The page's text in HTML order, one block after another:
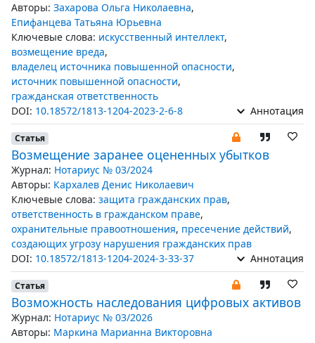
Авторы: Захарова Ольга Николаевна,
Епифанцева Татьяна Юрьевна
Ключевые слова: искусственный интеллект,
возмещение вреда,
владелец источника повышенной опасности,
источник повышенной опасности,
гражданская ответственность
DOI: 10.18572/1813-1204-2023-2-6-8 Аннотация
Статья
Возмещение заранее оцененных убытков
Журнал: Нотариус № 03/2024
Авторы: Кархалев Денис Николаевич
Ключевые слова: защита гражданских прав,
ответственность в гражданском праве,
охранительные правоотношения, пресечение действий,
создающих угрозу нарушения гражданских прав
DOI: 10.18572/1813-1204-2024-3-33-37 Аннотация
Статья
Возможность наследования цифровых активов
Журнал: Нотариус № 03/2026
Авторы: Маркина Марианна Викторовна